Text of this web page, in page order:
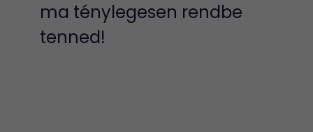
ma ténylegesen rendbe
tenned!